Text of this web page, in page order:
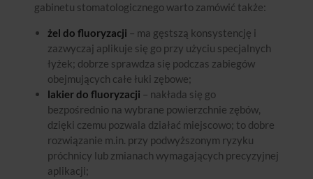
gabinetu stomatologicznego warto zamówić także:
żel do fluoryzacji – ma gęstszą konsystencję i
zazwyczaj aplikuje się go przy użyciu specjalnych
łyżek; dobrze sprawdza się podczas zabiegów
obejmujących całe łuki zębowe;
lakier do fluoryzacji – nakłada się go
bezpośrednio na wybrane powierzchnie zębów,
dzięki czemu pozwala działać miejscowo; to dobre
rozwiązanie m.in. przy podwyższonym ryzyku
próchnicy lub zmianach wymagających precyzyjnej
aplikacji;